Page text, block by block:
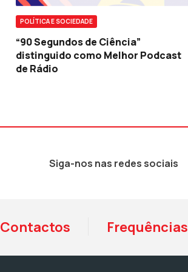
POLÍTICA E SOCIEDADE
“90 Segundos de Ciência”
distinguido como Melhor Podcast
de Rádio
Siga-nos nas redes sociais
Contactos Frequências